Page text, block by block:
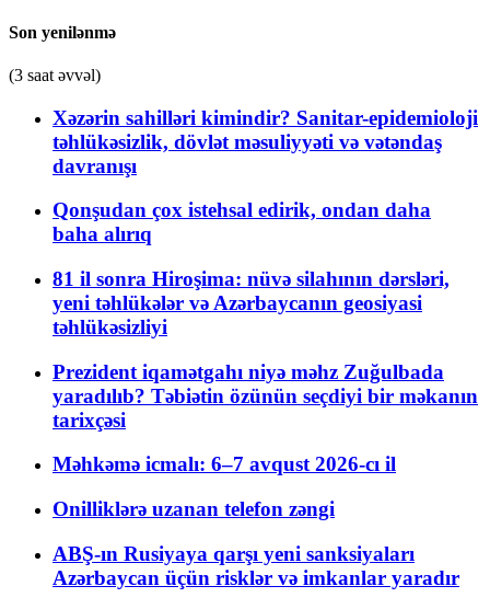
Son yenilənmə
(3 saat əvvəl)
Xəzərin sahilləri kimindir? Sanitar-epidemioloji
təhlükəsizlik, dövlət məsuliyyəti və vətəndaş
davranışı
Qonşudan çox istehsal edirik, ondan daha
baha alırıq
81 il sonra Hiroşima: nüvə silahının dərsləri,
yeni təhlükələr və Azərbaycanın geosiyasi
təhlükəsizliyi
Prezident iqamətgahı niyə məhz Zuğulbada
yaradılıb? Təbiətin özünün seçdiyi bir məkanın
tarixçəsi
Məhkəmə icmalı: 6–7 avqust 2026-cı il
Onilliklərə uzanan telefon zəngi
ABŞ-ın Rusiyaya qarşı yeni sanksiyaları
Azərbaycan üçün risklər və imkanlar yaradır